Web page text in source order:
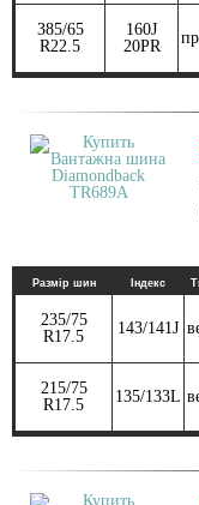
385/65
R22.5
160J
20PR
Размір шин Індекс
235/75
R17.5
143/141J
215/75
R17.5
135/133L